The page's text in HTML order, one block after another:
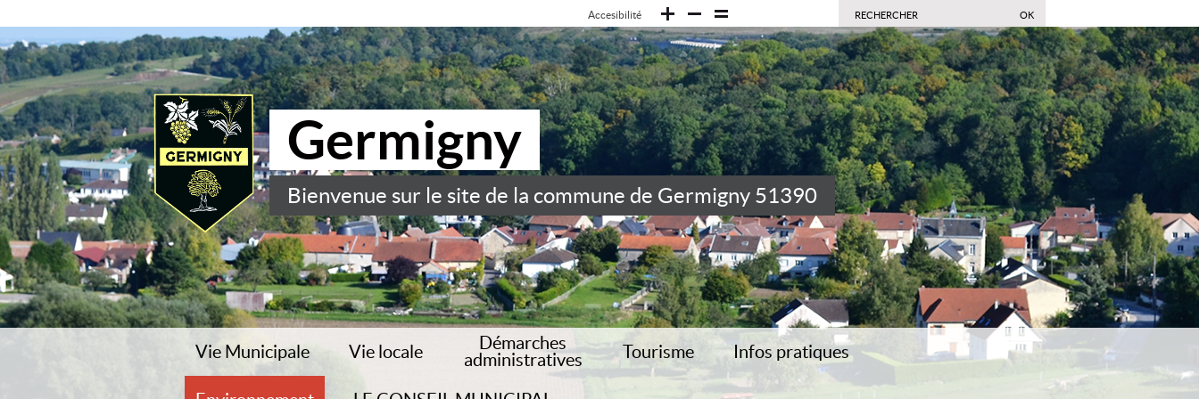
Accesibilité
Vie Municipale Vie locale
Démarches
administratives
Recensement militaire
Tourisme
Situation géographique
Infos pratiques
Nous contacter
Germigny
Bienvenue sur le site de la commune de Germigny 51390